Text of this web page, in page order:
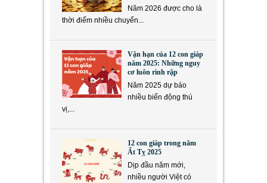
Năm 2026 được cho là
thời điểm nhiều chuyển...
Vận hạn của 12 con giáp
năm 2025: Những nguy
cơ luôn rình rập
Năm 2025 dự báo
nhiều biến động thú
vị,...
12 con giáp trong năm
Ất Tỵ 2025
Dịp đầu năm mới,
nhiều người Việt có